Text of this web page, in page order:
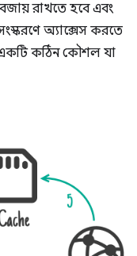
রাখতে হবে এবং
অ্যাক্সেস করতে
একটি কঠিন কৌশল যা